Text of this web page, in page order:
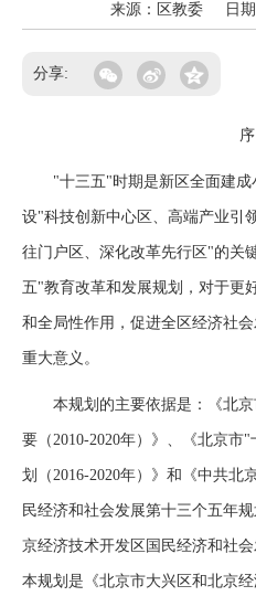
来源：区教委 日
分享:
序
"十三五"时期是新区全面建成
设"科技创新中心区、高端产业引
往门户区、深化改革先行区"的关
五"教育改革和发展规划，对于更
和全局性作用，促进全区经济社
重大意义。
本规划的主要依据是：《北京
要（2010-2020年）》、《北京市
划（2016-2020年）》和《中共北
民经济和社会发展第十三个五年
京经济技术开发区国民经济和社
本规划是《北京市大兴区和北京